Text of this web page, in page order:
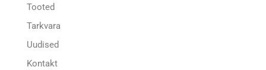
Tooted
Tarkvara
Uudised
Kontakt